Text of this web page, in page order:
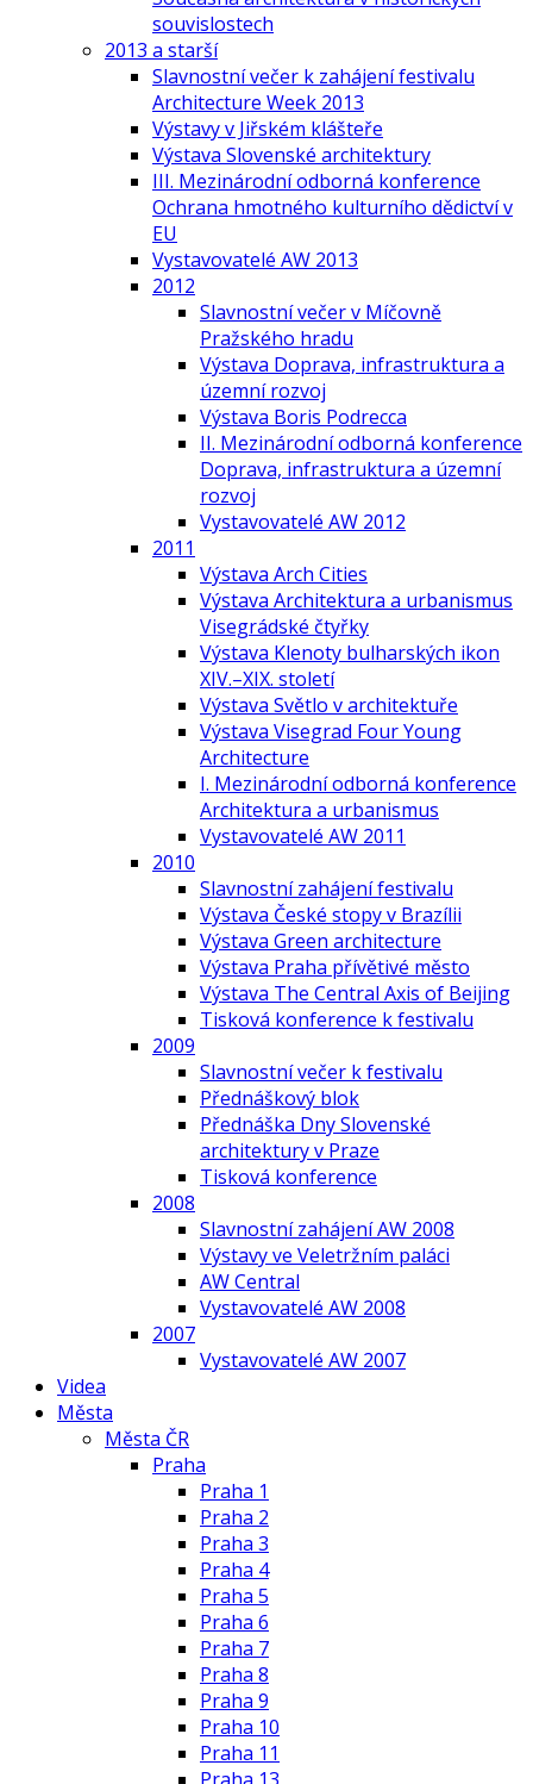
souvislostech
2013 a starší
Slavnostní večer k zahájení festivalu
Architecture Week 2013
Výstavy v Jiřském klášteře
Výstava Slovenské architektury
III. Mezinárodní odborná konference
Ochrana hmotného kulturního dědictví v
EU
Vystavovatelé AW 2013
2012
Slavnostní večer v Míčovně
Pražského hradu
Výstava Doprava, infrastruktura a
územní rozvoj
Výstava Boris Podrecca
II. Mezinárodní odborná konference
Doprava, infrastruktura a územní
rozvoj
Vystavovatelé AW 2012
2011
Výstava Arch Cities
Výstava Architektura a urbanismus
Visegrádské čtyřky
Výstava Klenoty bulharských ikon
XIV.–XIX. století
Výstava Světlo v architektuře
Výstava Visegrad Four Young
Architecture
I. Mezinárodní odborná konference
Architektura a urbanismus
Vystavovatelé AW 2011
2010
Slavnostní zahájení festivalu
Výstava České stopy v Brazílii
Výstava Green architecture
Výstava Praha přívětivé město
Výstava The Central Axis of Beijing
Tisková konference k festivalu
2009
Slavnostní večer k festivalu
Přednáškový blok
Přednáška Dny Slovenské
architektury v Praze
Tisková konference
2008
Slavnostní zahájení AW 2008
Výstavy ve Veletržním paláci
AW Central
Vystavovatelé AW 2008
2007
Vystavovatelé AW 2007
Videa
Města
Města ČR
Praha
Praha 1
Praha 2
Praha 3
Praha 4
Praha 5
Praha 6
Praha 7
Praha 8
Praha 9
Praha 10
Praha 11